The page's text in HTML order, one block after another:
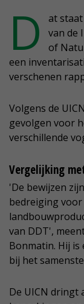
D
at
van de
of
een
verschenen
Volgens de
gevolgen voor
verschillende
Vergelijking
'De bewijzen
bedreiging
van DDT',
Bonmatin. Hij is
bij het
De UICN dringt